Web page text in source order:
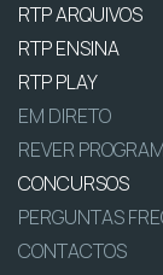
RTP ARQUIVOS
RTP ENSINA
RTP PLAY
EM DIRETO
REVER
CONCURSOS
PERGUNTAS
CONTACTOS